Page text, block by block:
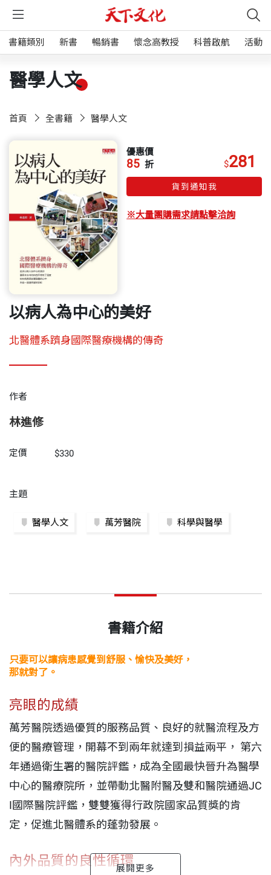
書籍類別 新書 暢銷書 懷念高教授 科普啟航 活動
醫學人文
首頁 全書籍 醫學人文
優惠價
85 折 $281
貨到通知我
※大量團購需求請點擊洽詢
以病人為中心的美好
北醫體系躋身國際醫療機構的傳奇
作者
林進修
定價 $330
主題
醫學人文 萬芳醫院 科學與醫學
書籍介紹
只要可以讓病患感覺到舒服、愉快及美好，
那就對了。
亮眼的成績
萬芳醫院透過優質的服務品質、良好的就醫流程及方
便的醫療管理，開幕不到兩年就達到損益兩平， 第六
年通過衛生署的醫院評鑑，成為全國最快晉升為醫學
中心的醫療院所，並帶動北醫附醫及雙和醫院通過JC
I國際醫院評鑑，雙雙獲得行政院國家品質獎的肯
定，促進北醫體系的蓬勃發展。
內外品質的良性循環